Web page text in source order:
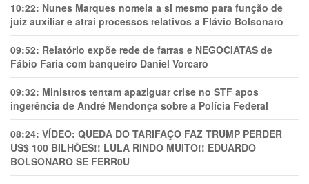
10:22: Nunes Marques nomeia a si mesmo para função de
juiz auxiliar e atrai processos relativos a Flávio Bolsonaro
09:52: Relatório expõe rede de farras e NEGOCIATAS de
Fábio Faria com banqueiro Daniel Vorcaro
09:32: Ministros tentam apaziguar crise no STF apos
ingerência de André Mendonça sobre a Polícia Federal
08:24: VÍDEO: QUEDA DO TARIFAÇO FAZ TRUMP PERDER
US$ 100 BILHÕES!! LULA RINDO MUITO!! EDUARDO
BOLSONARO SE FERR0U